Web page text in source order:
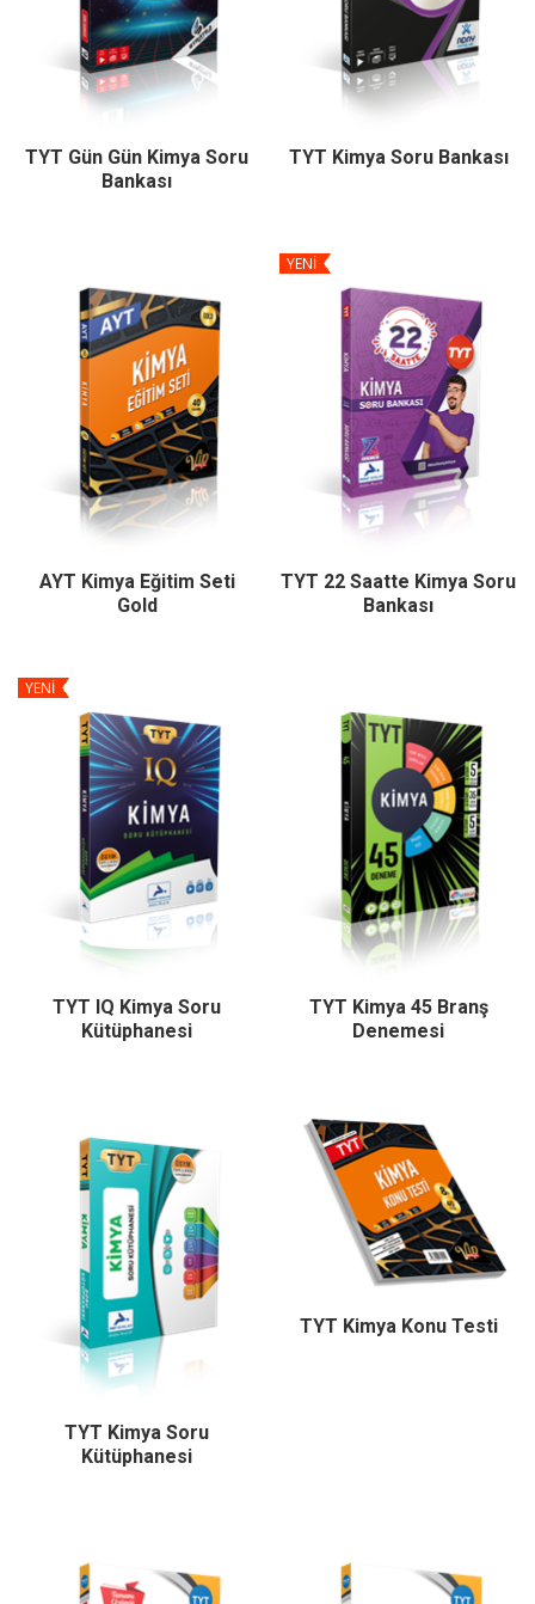
TYT Gün Gün Kimya Soru
Bankası
TYT Kimya Soru Bankası
AYT Kimya Eğitim Seti
Gold
YENİ
TYT 22 Saatte Kimya Soru
Bankası
YENİ
TYT IQ Kimya Soru
Kütüphanesi
TYT Kimya 45 Branş
Denemesi
TYT Kimya Soru
Kütüphanesi
TYT Kimya Konu Testi